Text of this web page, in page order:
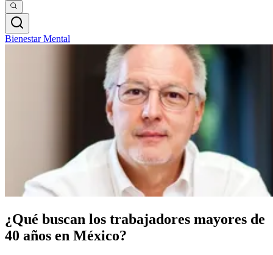
Bienestar Mental
¿Qué buscan los trabajadores mayores de
40 años en México?